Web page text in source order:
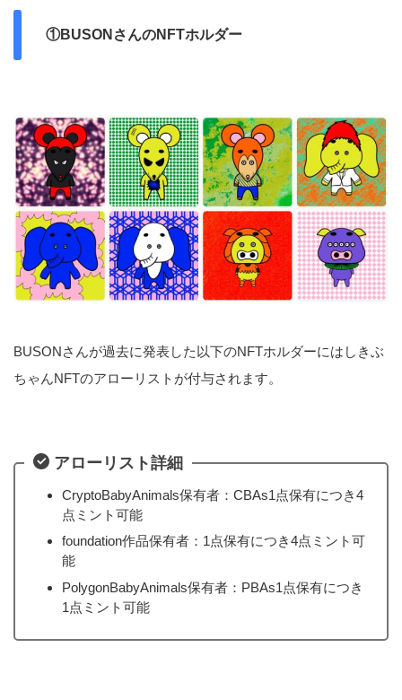
①BUSONさんのNFTホルダー
BUSONさんが過去に発表した以下のNFTホルダーにはしきぶ
ちゃんNFTのアローリストが付与されます。
アローリスト詳細
CryptoBabyAnimals保有者：CBAs1点保有につき4
点ミント可能
foundation作品保有者：1点保有につき4点ミント可
能
PolygonBabyAnimals保有者：PBAs1点保有につき
1点ミント可能